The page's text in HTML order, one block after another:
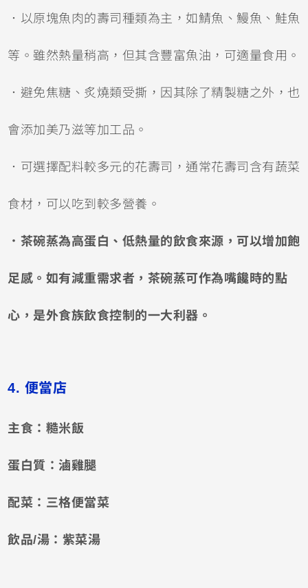
．以原塊魚肉的壽司種類為主，如鯖魚、鰻魚、鮭魚
等。雖然熱量稍高，但其含豐富魚油，可適量食用。
．避免焦糖、炙燒類受撕，因其除了精製糖之外，也
會添加美乃滋等加工品。
．可選擇配料較多元的花壽司，通常花壽司含有蔬菜
食材，可以吃到較多營養。
．茶碗蒸為高蛋白、低熱量的飲食來源，可以增加飽
足感。如有減重需求者，茶碗蒸可作為嘴饞時的點
心，是外食族飲食控制的一大利器。
4. 便當店
主食：糙米飯
蛋白質：滷雞腿
配菜：三格便當菜
飲品/湯：紫菜湯